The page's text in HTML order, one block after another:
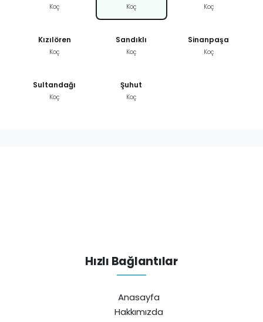
Koç Koç Koç
Kızılören
Koç
Sandıklı
Koç
Sinanpaşa
Koç
Sultandağı
Koç
Şuhut
Koç
Hızlı Bağlantılar
Anasayfa
Hakkımızda